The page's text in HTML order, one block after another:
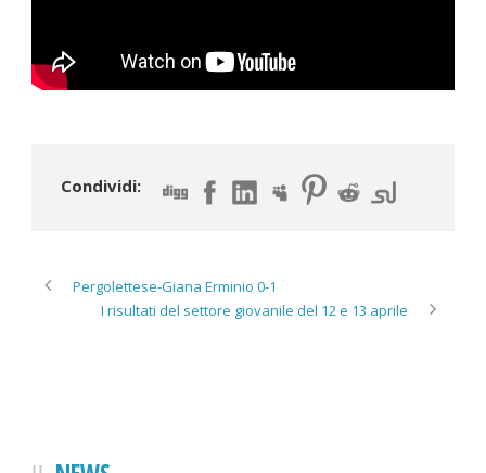
Condividi:
Pergolettese-Giana Erminio 0-1
I risultati del settore giovanile del 12 e 13 aprile